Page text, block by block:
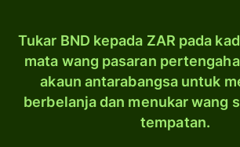
Tukar BND kepada ZAR pada
mata wang pasaran
akaun antarabangsa untuk
berbelanja dan menukar wang
tempatan.